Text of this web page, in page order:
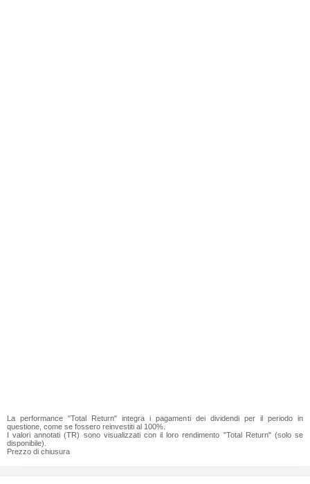
La performance "Total Return" integra i pagamenti dei dividendi per il periodo in
questione, come se fossero reinvestiti al 100%.
I valori annotati (TR) sono visualizzati con il loro rendimento "Total Return" (solo se
disponibile).
Prezzo di chiusura